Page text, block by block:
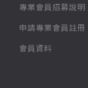
專業會員招募說明
申請專業會員註冊
會員資料